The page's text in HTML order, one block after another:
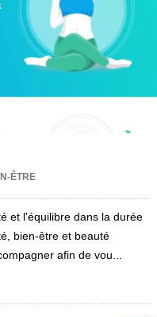
ÊTRE
et l'équilibre dans la durée
bien-être et beauté
afin de vou...